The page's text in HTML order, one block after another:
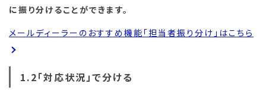
に振り分けることができます。
メールディーラーのおすすめ機能「担当者振り分け」はこちら
1.2「対応状況」で分ける